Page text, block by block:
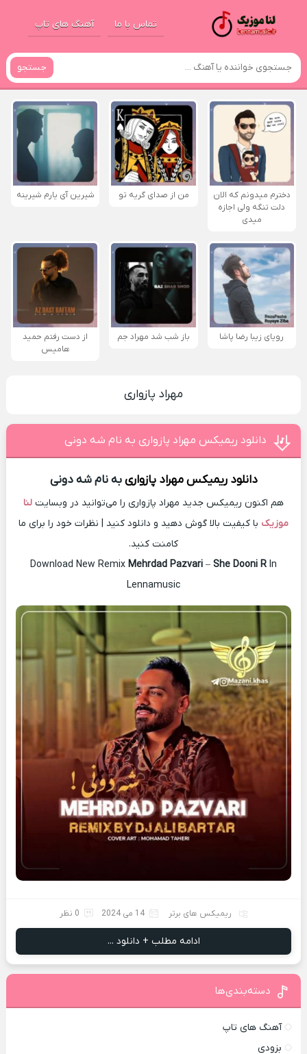
تماس با ما آهنگ های تاپ
جستجو
دخترم میدونم که الان
دلت تنگه ولی اجازه
میدی
من از صدای گريه تو شیرین آی یارم شیرینه
رویای زیبا رضا پاشا باز شب شد مهراد جم
از دست رفتم حمید
هامیس
مهراد پازواری
دانلود ریمیکس مهراد پازواری به نام شه دونی
دانلود ریمیکس مهراد پازواریبه نام شه دونی
هم اکنون ریمیکس جدید مهراد پازواری را می‌توانید در وبسایت لنا
موزیک با کیفیت بالا گوش دهید و دانلود کنید | نظرات خود را برای ما
کامنت کنید.
Download New Remix Mehrdad Pazvari – She Dooni R In
Lennamusic
ریمیکس های برتر 14 می 2024 0 نظر
ادامه مطلب + دانلود ...
دسته‌بندی‌ها
آهنگ های تاپ
بزودی